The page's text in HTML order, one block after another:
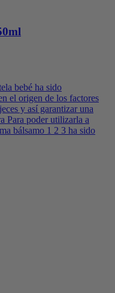
bebé ha sido
el origen de los factores
y así garantizar una
Para poder utilizarla a
bálsamo 1 2 3 ha sido